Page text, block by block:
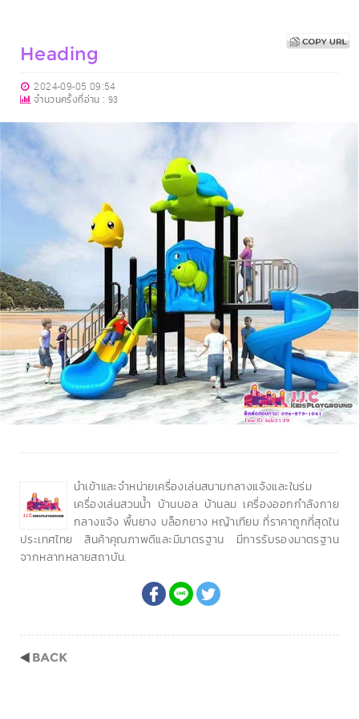
Heading
2024-09-05 09:54
จำนวนครั้งที่อ่าน : 93
นำเข้าและจำหน่ายเครื่องเล่นสนามกลางแจ้งและในร่ม
เครื่องเล่นสวนน้ำ บ้านบอล บ้านลม เครื่องออกกำลังกาย
กลางแจ้ง พื้นยาง บล็อกยาง หญ้าเทียม ที่ราคาถูกที่สุดใน
ประเทศไทย สินค้าคุณภาพดีและมีมาตรฐาน มีการรับรองมาตรฐาน
จากหลากหลายสถาบัน.